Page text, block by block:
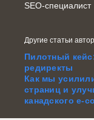
SEO-специалист
Другие статьи
Пилотный
редиректы
Как мы
страниц и
канадского e-